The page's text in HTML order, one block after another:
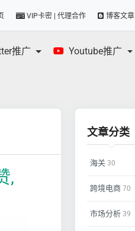
VIP卡密 | 代理合作 博客文章
推广 Youtube推广
,
文章分类
海关 30
跨境电商 70
市场分析 39